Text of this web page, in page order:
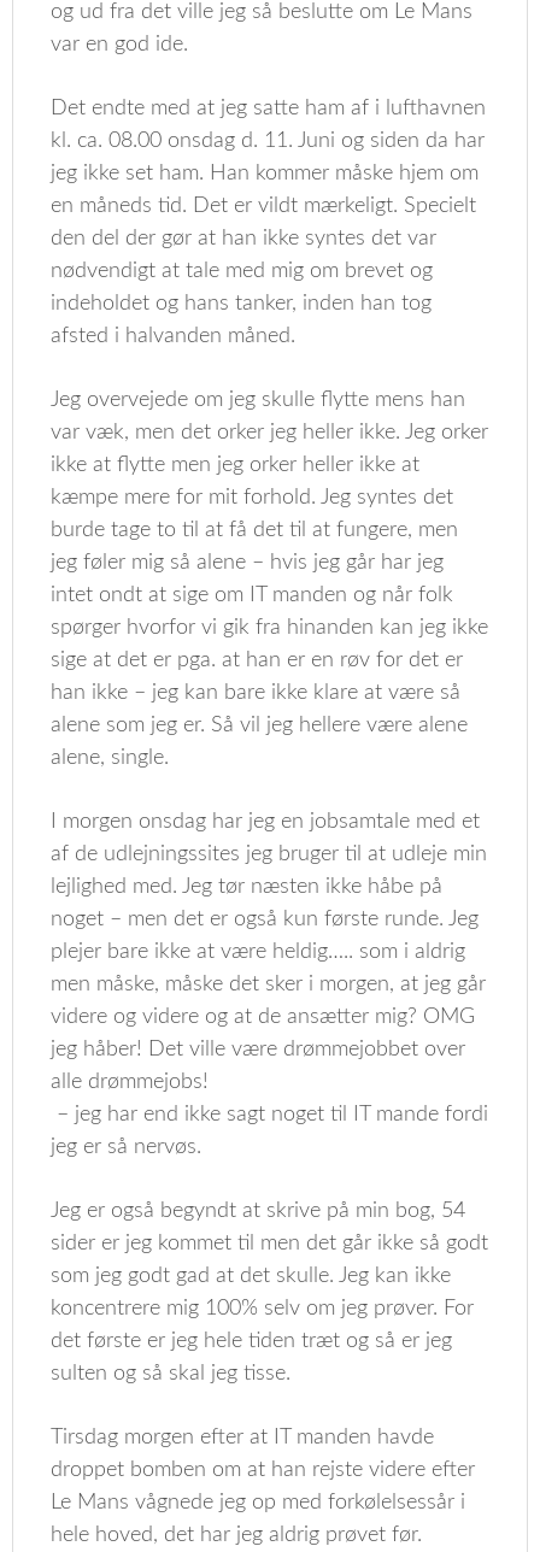
og ud fra det ville jeg så beslutte om Le Mans
var en god ide.
Det endte med at jeg satte ham af i lufthavnen
kl. ca. 08.00 onsdag d. 11. Juni og siden da har
jeg ikke set ham. Han kommer måske hjem om
en måneds tid. Det er vildt mærkeligt. Specielt
den del der gør at han ikke syntes det var
nødvendigt at tale med mig om brevet og
indeholdet og hans tanker, inden han tog
afsted i halvanden måned.
Jeg overvejede om jeg skulle flytte mens han
var væk, men det orker jeg heller ikke. Jeg orker
ikke at flytte men jeg orker heller ikke at
kæmpe mere for mit forhold. Jeg syntes det
burde tage to til at få det til at fungere, men
jeg føler mig så alene – hvis jeg går har jeg
intet ondt at sige om IT manden og når folk
spørger hvorfor vi gik fra hinanden kan jeg ikke
sige at det er pga. at han er en røv for det er
han ikke – jeg kan bare ikke klare at være så
alene som jeg er. Så vil jeg hellere være alene
alene, single.
I morgen onsdag har jeg en jobsamtale med et
af de udlejningssites jeg bruger til at udleje min
lejlighed med. Jeg tør næsten ikke håbe på
noget – men det er også kun første runde. Jeg
plejer bare ikke at være heldig….. som i aldrig
men måske, måske det sker i morgen, at jeg går
videre og videre og at de ansætter mig? OMG
jeg håber! Det ville være drømmejobbet over
alle drømmejobs!
– jeg har end ikke sagt noget til IT mande fordi
jeg er så nervøs.
Jeg er også begyndt at skrive på min bog, 54
sider er jeg kommet til men det går ikke så godt
som jeg godt gad at det skulle. Jeg kan ikke
koncentrere mig 100% selv om jeg prøver. For
det første er jeg hele tiden træt og så er jeg
sulten og så skal jeg tisse.
Tirsdag morgen efter at IT manden havde
droppet bomben om at han rejste videre efter
Le Mans vågnede jeg op med forkølelsessår i
hele hoved, det har jeg aldrig prøvet før.